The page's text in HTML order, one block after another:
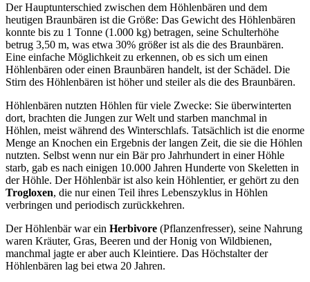
Der Hauptunterschied zwischen dem Höhlenbären und dem
heutigen Braunbären ist die Größe: Das Gewicht des Höhlenbären
konnte bis zu 1 Tonne (1.000 kg) betragen, seine Schulterhöhe
betrug 3,50 m, was etwa 30% größer ist als die des Braunbären.
Eine einfache Möglichkeit zu erkennen, ob es sich um einen
Höhlenbären oder einen Braunbären handelt, ist der Schädel. Die
Stirn des Höhlenbären ist höher und steiler als die des Braunbären.
Höhlenbären nutzten Höhlen für viele Zwecke: Sie überwinterten
dort, brachten die Jungen zur Welt und starben manchmal in
Höhlen, meist während des Winterschlafs. Tatsächlich ist die enorme
Menge an Knochen ein Ergebnis der langen Zeit, die sie die Höhlen
nutzten. Selbst wenn nur ein Bär pro Jahrhundert in einer Höhle
starb, gab es nach einigen 10.000 Jahren Hunderte von Skeletten in
der Höhle. Der Höhlenbär ist also kein Höhlentier, er gehört zu den
Trogloxen, die nur einen Teil ihres Lebenszyklus in Höhlen
verbringen und periodisch zurückkehren.
Der Höhlenbär war ein Herbivore (Pflanzenfresser), seine Nahrung
waren Kräuter, Gras, Beeren und der Honig von Wildbienen,
manchmal jagte er aber auch Kleintiere. Das Höchstalter der
Höhlenbären lag bei etwa 20 Jahren.